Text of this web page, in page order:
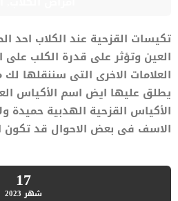
تكيسات القزحية عند الكلاب احد
العين وتؤثر على قدرة الكلب على
العلامات الاخرى التى سننقلها
يطلق عليها ايض اسم الأكياس
الأكياس القزحية الهدبية حميدة
الاسف فى بعض الاحوال قد تكون
17شهر 2023